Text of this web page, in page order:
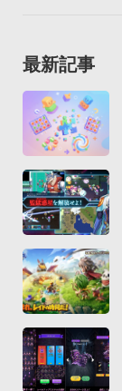
最新記事